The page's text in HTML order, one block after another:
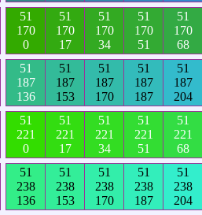
51
170
0
51
170
17
51
170
34
51
170
51
51
170
68
51
187
136
51
187
153
51
187
170
51
187
187
51
187
204
51
221
0
51
221
17
51
221
34
51
221
51
51
221
68
51
238
136
51
238
153
51
238
170
51
238
187
51
238
204